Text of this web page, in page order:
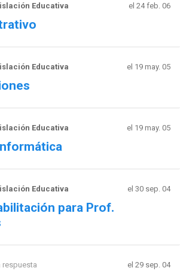
Educativa el 24 feb. 06
Educativa el 19 may. 05
Educativa el 19 may. 05
Educativa el 30 sep. 04
para Prof.
respuesta el 29 sep. 04